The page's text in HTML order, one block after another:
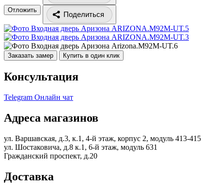
Отложить
Поделиться
Заказать замер Купить в один клик
Консультация
Telegram Онлайн чат
Адреса магазинов
ул. Варшавская, д.3, к.1, 4-й этаж, корпус 2, модуль 413-415
ул. Шостаковича, д.8 к.1, 6-й этаж, модуль 631
Гражданский проспект, д.20
Доставка